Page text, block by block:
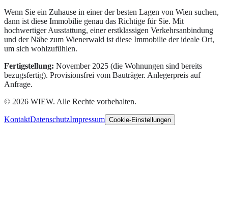
Wenn Sie ein Zuhause in einer der besten Lagen von Wien suchen,
dann ist diese Immobilie genau das Richtige für Sie. Mit
hochwertiger Ausstattung, einer erstklassigen Verkehrsanbindung
und der Nähe zum Wienerwald ist diese Immobilie der ideale Ort,
um sich wohlzufühlen.
Fertigstellung: November 2025 (die Wohnungen sind bereits
bezugsfertig). Provisionsfrei vom Bauträger. Anlegerpreis auf
Anfrage.
© 2026 WIEW. Alle Rechte vorbehalten.
KontaktDatenschutzImpressum Cookie-Einstellungen